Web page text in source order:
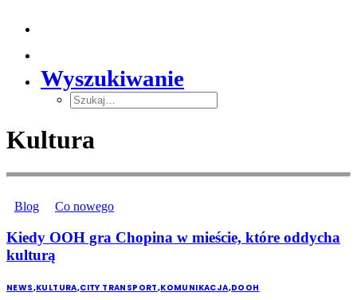
Wyszukiwanie
Kultura
Blog Co nowego
Kiedy OOH gra Chopina w mieście, które oddycha
kulturą
NEWS,KULTURA,CITY TRANSPORT,KOMUNIKACJA,DOOH